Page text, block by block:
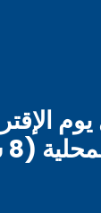
شتنبر 2021)